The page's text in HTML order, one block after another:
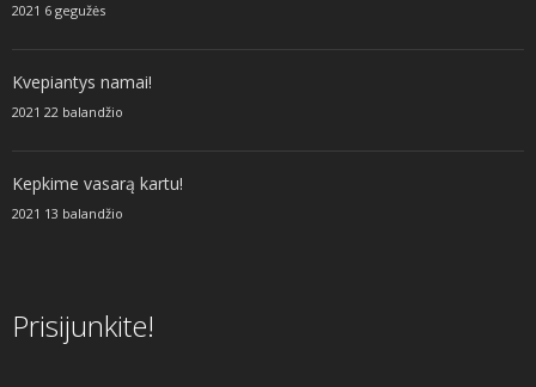
2021 6 gegužės
Kvepiantys namai!
2021 22 balandžio
Kepkime vasarą kartu!
2021 13 balandžio
Prisijunkite!